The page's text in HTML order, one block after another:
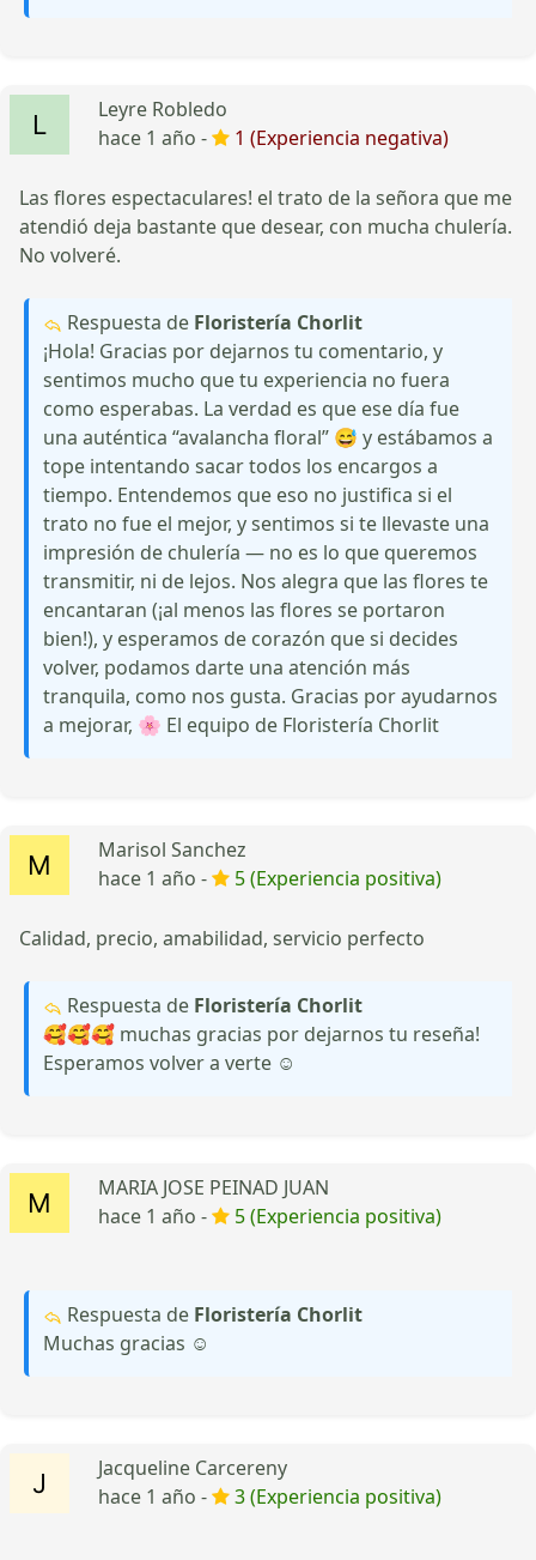
Leyre Robledo
hace 1 año -
1 (Experiencia negativa)
Las flores espectaculares! el trato de la señora que me
atendió deja bastante que desear, con mucha chulería.
No volveré.
Respuesta de Floristería Chorlit
¡Hola! Gracias por dejarnos tu comentario, y
sentimos mucho que tu experiencia no fuera
como esperabas. La verdad es que ese día fue
una auténtica “avalancha floral” 😅 y estábamos a
tope intentando sacar todos los encargos a
tiempo. Entendemos que eso no justifica si el
trato no fue el mejor, y sentimos si te llevaste una
impresión de chulería — no es lo que queremos
transmitir, ni de lejos. Nos alegra que las flores te
encantaran (¡al menos las flores se portaron
bien!), y esperamos de corazón que si decides
volver, podamos darte una atención más
tranquila, como nos gusta. Gracias por ayudarnos
a mejorar, 🌸 El equipo de Floristería Chorlit
Marisol Sanchez
hace 1 año -
5 (Experiencia positiva)
Calidad, precio, amabilidad, servicio perfecto
Respuesta de Floristería Chorlit
🥰🥰🥰 muchas gracias por dejarnos tu reseña!
Esperamos volver a verte ☺️
MARIA JOSE PEINAD JUAN
hace 1 año -
5 (Experiencia positiva)
Respuesta de Floristería Chorlit
Muchas gracias ☺️
Jacqueline Carcereny
hace 1 año -
3 (Experiencia positiva)